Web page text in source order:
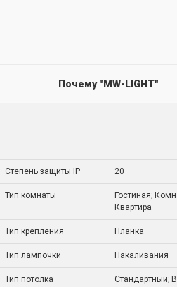
Почему "MW-LIGHT"
Степень защиты IP 20
Тип комнаты
Гостиная;
Квартира
Тип крепления Планка
Тип лампочки Накаливания
Тип потолка Стандартный;